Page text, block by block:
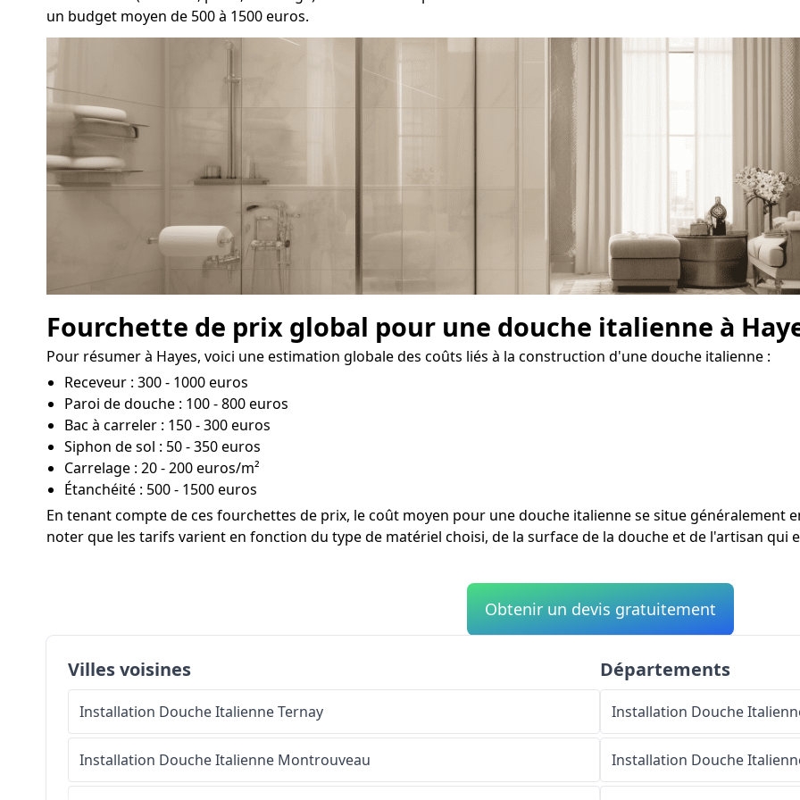
un budget moyen de 500 à 1500 euros.
Fourchette de prix global pour une douche italienne à
Pour résumer à Hayes, voici une estimation globale des coûts liés à la construction d'une douche italienne :
Receveur : 300 - 1000 euros
Paroi de douche : 100 - 800 euros
Bac à carreler : 150 - 300 euros
Siphon de sol : 50 - 350 euros
Carrelage : 20 - 200 euros/m²
Étanchéité : 500 - 1500 euros
En tenant compte de ces fourchettes de prix, le coût moyen pour une douche italienne se situe généralement
noter que les tarifs varient en fonction du type de matériel choisi, de la surface de la douche et de l'artisan qui
Obtenir un devis gratuitement
Villes voisines
Installation Douche ItalienneTernay
Installation Douche Italienne Montrouveau
Départements
Installation Douche
Installation Douche